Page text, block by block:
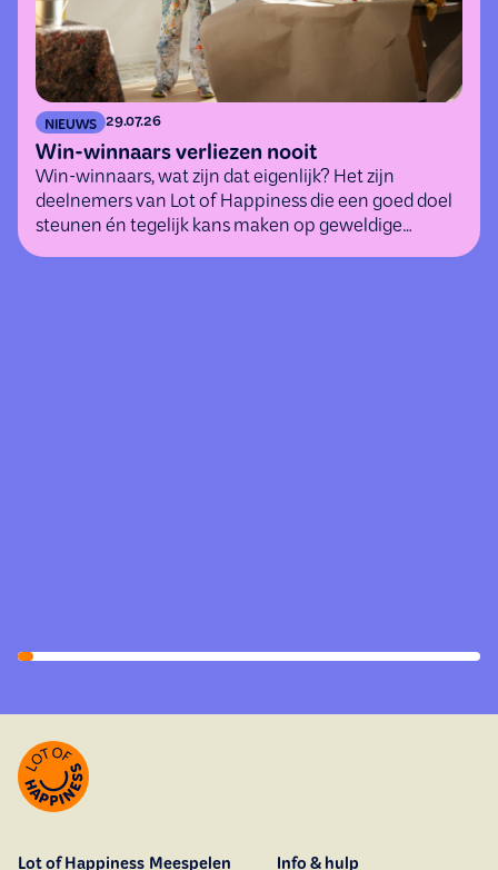
NIEUWS 29.07.26
Win-winnaars verliezen nooit
Win-winnaars, wat zijn dat eigenlijk? Het zijn
deelnemers van Lot of Happiness die een goed doel
steunen én tegelijk kans maken op geweldige
(geld)prijzen.
Lot of Happiness Meespelen Info & hulp